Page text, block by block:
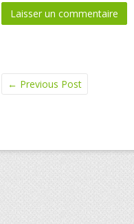
← Previous Post